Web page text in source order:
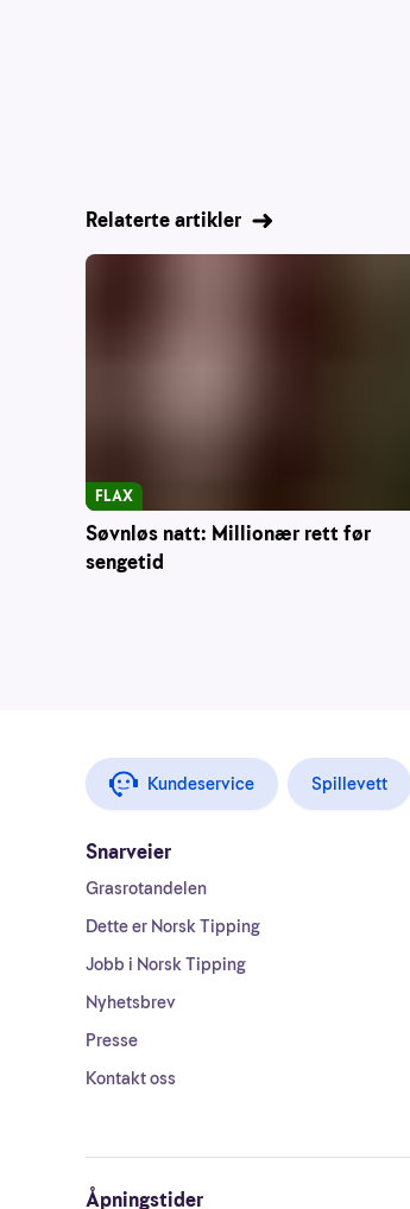
Relaterte artikler
Søvnløs natt: Millionær rett før
sengetid
FLAX
Kundeservice Spillevett
Snarveier
Grasrotandelen
Dette er Norsk Tipping
Jobb i Norsk Tipping
Nyhetsbrev
Presse
Kontakt oss
Åpningstider